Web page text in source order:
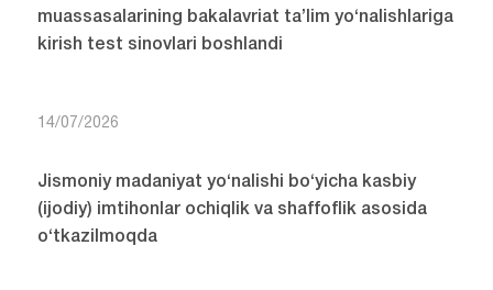
muassasalarining bakalavriat ta’lim yo‘nalishlariga
kirish test sinovlari boshlandi
14/07/2026
Jismoniy madaniyat yo‘nalishi bo‘yicha kasbiy
(ijodiy) imtihonlar ochiqlik va shaffoflik asosida
o‘tkazilmoqda